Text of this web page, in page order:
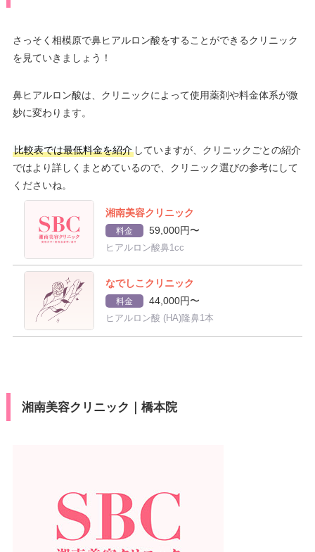
さっそく相模原で鼻ヒアルロン酸をすることができるクリニック
を見ていきましょう！
鼻ヒアルロン酸は、クリニックによって使用薬剤や料金体系が微
妙に変わります。
比較表では最低料金を紹介していますが、クリニックごとの紹介
ではより詳しくまとめているので、クリニック選びの参考にして
くださいね。
湘南美容クリニック
料金 59,000円〜
ヒアルロン酸鼻1cc
なでしこクリニック
料金 44,000円〜
ヒアルロン酸 (HA)隆鼻1本
湘南美容クリニック｜橋本院